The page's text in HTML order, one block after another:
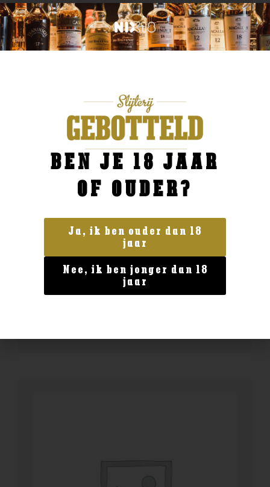
Geen categorie
Delamain Vesper XO
149,99
BEN JE 18 JAAR
OF OUDER?
Ja, ik ben ouder dan 18
jaar
Nee, ik ben jonger dan 18
jaar